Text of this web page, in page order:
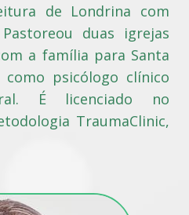
de Londrina com
duas igrejas
a família para Santa
psicólogo clínico
É licenciado no
TraumaClinic,